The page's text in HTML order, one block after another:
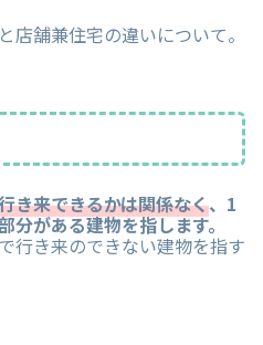
店舗兼住宅の違いについて。
き来できるかは関係なく、1
がある建物を指します。
行き来のできない建物を指す